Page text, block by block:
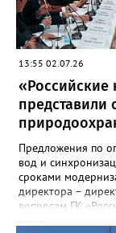
13:55 02.07.26
«Российские
представили
Предложения по
вод и
сроками
директора –
вопросам ГК